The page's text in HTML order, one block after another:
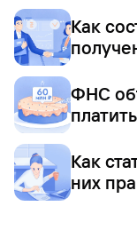
Как
ФНС
Как
них